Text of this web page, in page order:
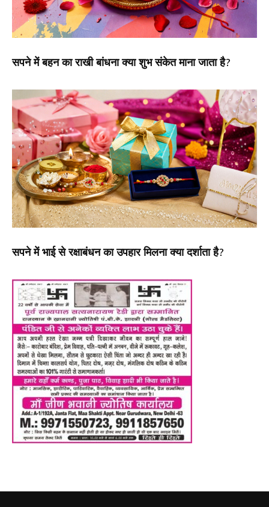
सपने में बहन का राखी बांधना क्या शुभ संकेत माना जाता है?
सपने में भाई से रक्षाबंधन का उपहार मिलना क्या दर्शाता है?